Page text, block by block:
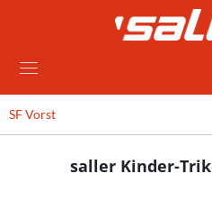
SF Vorst
saller Kinder-